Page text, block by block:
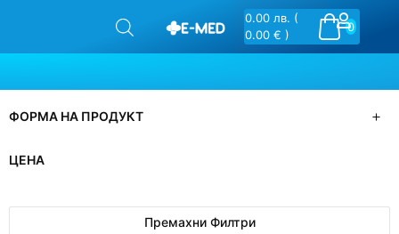
0
0.00 лв. (
0.00 € )
ФОРМА НА ПРОДУКТ
ЦЕНА
Премахни Филтри